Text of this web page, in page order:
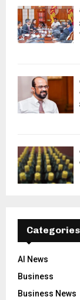
Categories
AI News
Business
Business News